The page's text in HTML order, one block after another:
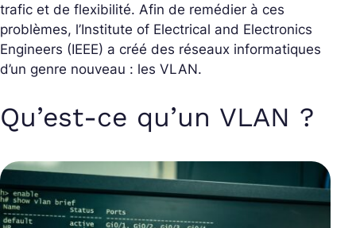
trafic et de flexibilité. Afin de remédier à ces
problèmes, l’Institute of Electrical and Electronics
Engineers (IEEE) a créé des réseaux informatiques
d’un genre nouveau : les VLAN.
Qu’est-ce qu’un VLAN ?